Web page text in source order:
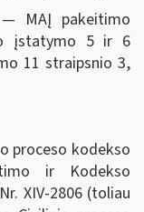
— MAĮ pakeitimo
įstatymo 5 ir 6
11 straipsnio 3,
proceso kodekso
ir Kodekso
XIV-2806 (toliau